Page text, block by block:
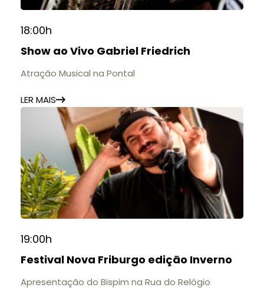
18:00h
Show ao Vivo Gabriel Friedrich
Atração Musical na Pontal
LER MAIS
19:00h
Festival Nova Friburgo edição Inverno
Apresentação do Bispim na Rua do Relógio